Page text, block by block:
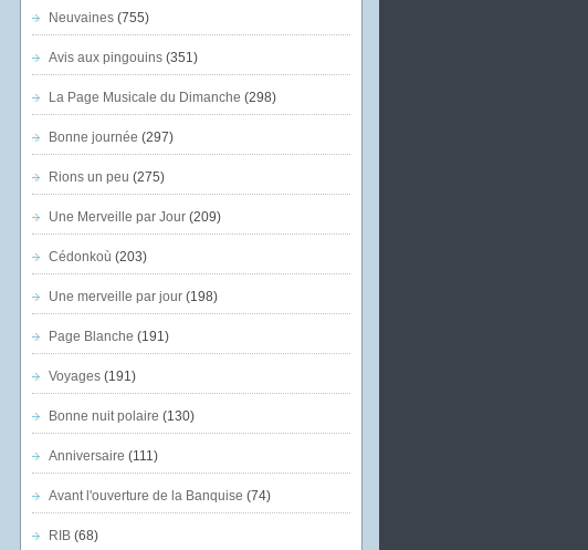
Neuvaines(755)
Avis aux pingouins(351)
La Page Musicale du Dimanche (298)
Bonne journée (297)
Rions un peu (275)
Une Merveille par Jour(209)
Cédonkoù (203)
Une merveille par jour(198)
Page Blanche (191)
Voyages(191)
Bonne nuit polaire (130)
Anniversaire (111)
Avant l'ouverture de la Banquise (74)
RIB(68)